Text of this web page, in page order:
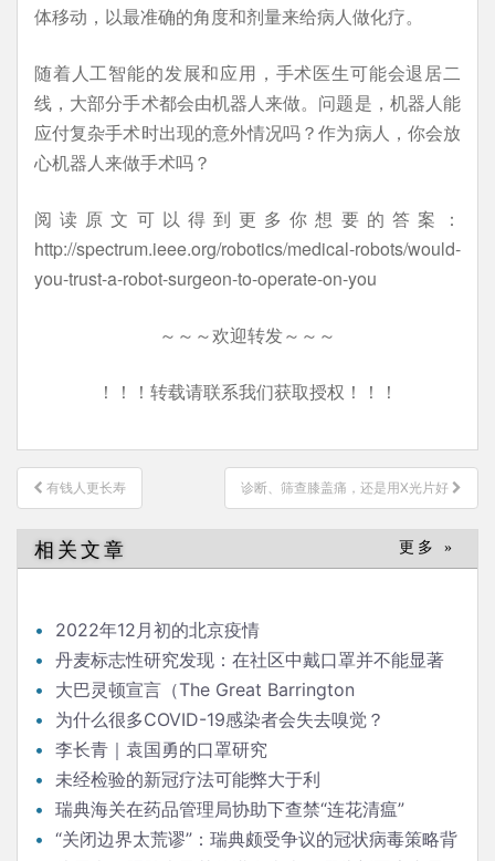
体移动，以最准确的角度和剂量来给病人做化疗。
随着人工智能的发展和应用，手术医生可能会退居二
线，大部分手术都会由机器人来做。问题是，机器人能
应付复杂手术时出现的意外情况吗？作为病人，你会放
心机器人来做手术吗？
阅读原文可以得到更多你想要的答案：
http://spectrum.ieee.org/robotics/medical-robots/would-
you-trust-a-robot-surgeon-to-operate-on-you
～～～欢迎转发～～～
！！！转载请联系我们获取授权！！！
文
章
导
航
有钱人更长寿 诊断、筛查膝盖痛，还是用X光片好
相关文章 更多 »
2022年12月初的北京疫情
丹麦标志性研究发现：在社区中戴口罩并不能显著
降低（新冠）感染率
大巴灵顿宣言（The Great Barrington
Declaration）
为什么很多COVID-19感染者会失去嗅觉？
李长青｜袁国勇的口罩研究
未经检验的新冠疗法可能弊大于利
瑞典海关在药品管理局协助下查禁“连花清瘟”
“关闭边界太荒谬”：瑞典颇受争议的冠状病毒策略背